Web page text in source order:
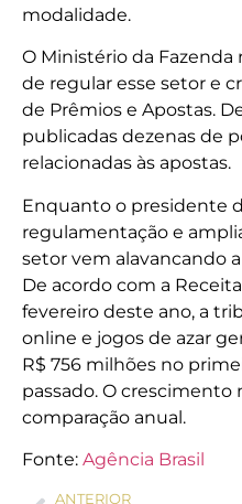
modalidade.
O Ministério da
de regular esse setor e
de Prêmios e Apostas.
publicadas dezenas de
relacionadas às apostas.
Enquanto o presidente
regulamentação e
setor vem alavancando
De acordo com a
fevereiro deste ano, a
online e jogos de azar
R$ 756 milhões no
passado. O crescimento
comparação anual.
Fonte: Agência Brasil
ANTERIOR